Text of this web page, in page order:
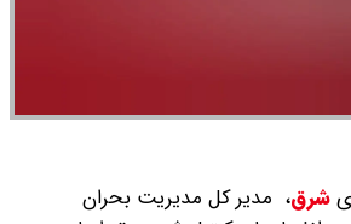
شرق، مدیر کل مدیریت بحران